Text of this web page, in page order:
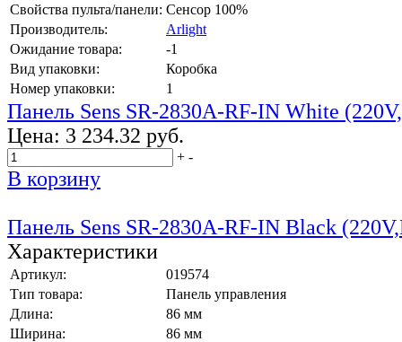
Свойства пульта/панели: Сенсор 100%
Производитель:
Arlight
Ожидание товара:
-1
Вид упаковки:
Коробка
Номер упаковки:
1
Панель Sens SR-2830A-RF-IN White
Цена: 3 234.32 руб.
+ -
В корзину
Панель Sens SR-2830A-RF-IN Black
Характеристики
Артикул:
019574
Тип товара:
Панель управления
Длина:
86 мм
Ширина:
86 мм